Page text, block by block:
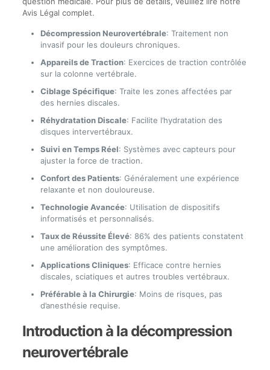
Avis Légal complet.
Décompression Neurovertébrale: Traitement non
invasif pour les douleurs chroniques.
Appareils de Traction: Exercices de traction contrôlée
sur la colonne vertébrale.
Ciblage Spécifique: Traite les zones affectées par
des hernies discales.
Réhydratation Discale: Facilite l’hydratation des
disques intervertébraux.
Suivi en Temps Réel: Systèmes avec capteurs pour
ajuster la force de traction.
Confort des Patients: Généralement une expérience
relaxante et non douloureuse.
Technologie Avancée: Utilisation de dispositifs
informatisés et personnalisés.
Taux de Réussite Élevé: 86% des patients constatent
une amélioration des symptômes.
Applications Cliniques: Efficace contre hernies
discales, sciatiques et autres troubles vertébraux.
Préférable à la Chirurgie: Moins de risques, pas
d’anesthésie requise.
Introduction à la décompression
neurovertébrale